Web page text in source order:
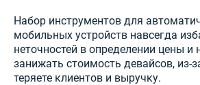
Набор инструментов для
мобильных устройств навсегда
неточностей в определении цены и
занижать стоимость девайсов, из-
теряете клиентов и выручку.